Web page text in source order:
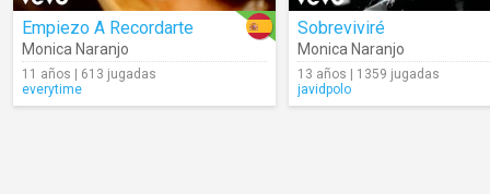
Empiezo A Recordarte
Monica Naranjo
11 años | 613 jugadas
everytime
Sobreviviré
Monica Naranjo
13 años | 1359 jugadas
javidpolo